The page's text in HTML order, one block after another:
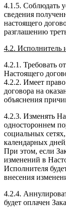
4.1.5. Соблюдать
сведения
настоящего
разглашению
4.2. Исполнитель
4.2.1. Требовать
Настоящего
4.2.2. Имеет
договора на
объяснения
4.2.3. Изменять
одностороннем
социальных
календарных
При этом, если
изменений в
Исполнителя
внесения
4.2.4.
будет оплачен